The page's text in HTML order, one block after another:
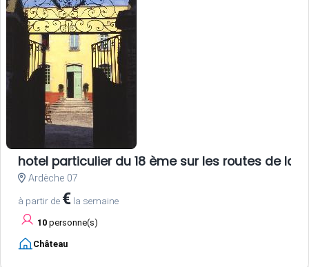
hotel particulier du 18 ème sur les routes de la
Ardèche 07
à partir de € la semaine
10 personne(s)
Château